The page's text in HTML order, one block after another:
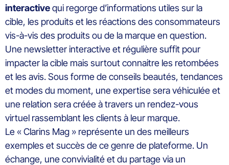
interactivequi regorge d’informations utiles sur la
cible, les produits et les réactions des consommateurs
vis-à-vis des produits ou de la marque en question.
Une newsletter interactive et régulière suffit pour
impacter la cible mais surtout connaitre les retombées
et les avis. Sous forme de conseils beautés, tendances
et modes du moment, une expertise sera véhiculée et
une relation sera créée à travers un rendez-vous
virtuel rassemblant les clients à leur marque.
Le « Clarins Mag » représente un des meilleurs
exemples et succès de ce genre de plateforme. Un
échange, une convivialité et du partage via un